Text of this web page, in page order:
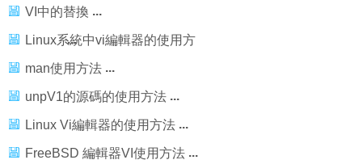
VI中的替換
Linux系統中vi編輯器的使用方
法入門
man使用方法
unpV1的源碼的使用方法
Linux Vi編輯器的使用方法
FreeBSD 編輯器VI使用方法